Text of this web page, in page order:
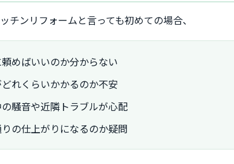
チンリフォームと言っても初めての場合、
頼めばいいのか分からない
れくらいかかるのか不安
騒音や近隣トラブルが心配
の仕上がりになるのか疑問